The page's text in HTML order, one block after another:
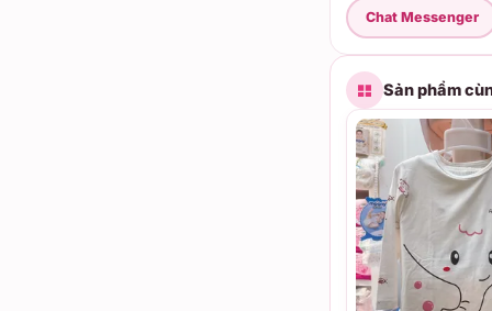
Chat Messenger
Sản phẩm